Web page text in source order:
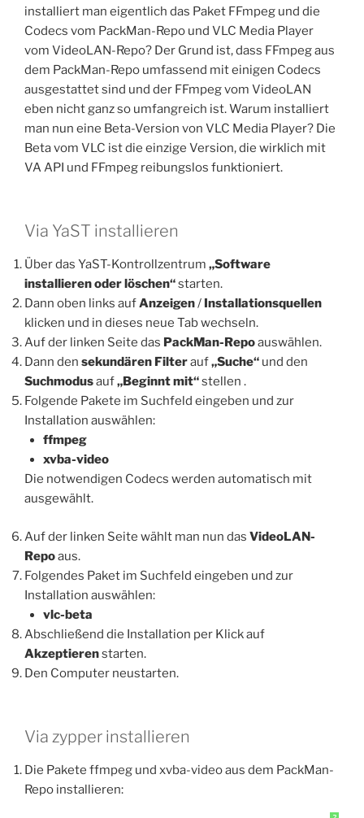
installiert man eigentlich das Paket FFmpeg und die
Codecs vom PackMan-Repo und VLC Media Player
vom VideoLAN-Repo? Der Grund ist, dass FFmpeg aus
dem PackMan-Repo umfassend mit einigen Codecs
ausgestattet sind und der FFmpeg vom VideoLAN
eben nicht ganz so umfangreich ist. Warum installiert
man nun eine Beta-Version von VLC Media Player? Die
Beta vom VLC ist die einzige Version, die wirklich mit
VA API und FFmpeg reibungslos funktioniert.
Via YaST installieren
Über das YaST-Kontrollzentrum „Software
installieren oder löschen“starten.
Dann oben links aufAnzeigen/ Installationsquellen
klicken und in dieses neue Tab wechseln.
Auf der linken Seite das PackMan-Repoauswählen.
Dann den sekundären Filterauf„Suche“ und den
Suchmodusauf„Beginnt mit“stellen .
Folgende Pakete im Suchfeld eingeben und zur
Installation auswählen:
ffmpeg
xvba-video
Die notwendigen Codecs werden automatisch mit
ausgewählt.
Auf der linken Seite wählt man nun das VideoLAN-
Repoaus.
Folgendes Paket im Suchfeld eingeben und zur
Installation auswählen:
vlc-beta
Abschließend die Installation per Klick auf
Akzeptierenstarten.
Den Computer neustarten.
Via zypper installieren
Die Pakete ffmpeg und xvba-video aus dem PackMan-
Repo installieren: